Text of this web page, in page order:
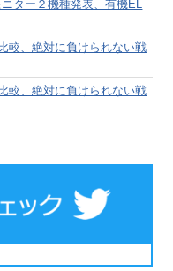
ター２機種発表、有機EL
較、絶対に負けられない戦
較、絶対に負けられない戦